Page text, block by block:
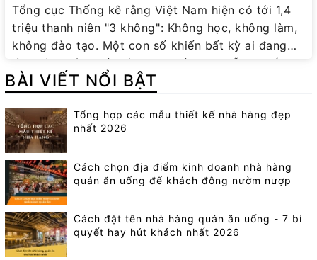
Tổng cục Thống kê rằng Việt Nam hiện có tới 1,4
triệu thanh niên "3 không": Không học, không làm,
không đào tạo. Một con số khiến bất kỳ ai đang
làm công tác quản lý cũng phải suy ngẫm. Thế
nhưng, quay trở lại với thực tế của anh em trong
quanh các hội nhóm, không khó để bắt gặp những
dòng tâm sự đầy lo lắng của các chủ quán mỗi dịp
cận Tết: "Em ơi, nhân viên lại xin nghỉ về quê sớm",
"Tuyển phục vụ lương 7-8 triệu bao ăn ở mà đăng
bài cả tháng không ai nộp hồ sơ"... Một nghịch lý
trớ trêu đang diễn ra: Ngoài kia nguồn lao động
dồi dào, nhưng bên trong cánh cửa nhà hàng,
chúng ta vẫn đang "đỏ mắt" tìm người. Vậy điểm
BÀI VIẾT NỔI BẬT
Tổng hợp các mẫu thiết kế nhà hàng đẹp
nhất 2026
Cách chọn địa điểm kinh doanh nhà hàng
quán ăn uống để khách đông nườm nượp
Cách đặt tên nhà hàng quán ăn uống - 7 bí
quyết hay hút khách nhất 2026